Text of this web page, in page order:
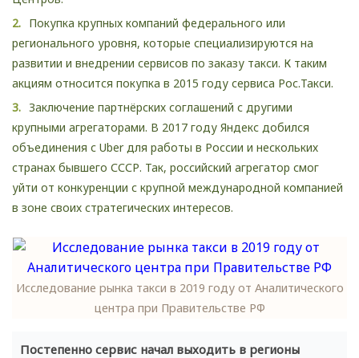
Покупка крупных компаний федерального или
регионального уровня, которые специализируются на
развитии и внедрении сервисов по заказу такси. К таким
акциям относится покупка в 2015 году сервиса Рос.Такси.
Заключение партнёрских соглашений с другими
крупными агрегаторами. В 2017 году Яндекс добился
объединения с Uber для работы в России и нескольких
странах бывшего СССР. Так, российский агрегатор смог
уйти от конкуренции с крупной международной компанией
в зоне своих стратегических интересов.
Исследование рынка такси в 2019 году от Аналитического
центра при Правительстве РФ
Постепенно сервис начал выходить в регионы